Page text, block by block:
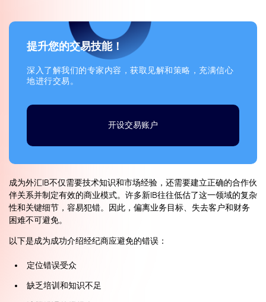
提升您的交易技能！
深入了解我们的专家内容，获取见解和策略，充满信心
地进行交易。
开设交易账户
成为外汇IB不仅需要技术知识和市场经验，还需要建立正确的合作伙
伴关系并制定有效的商业模式。许多新IB往往低估了这一领域的复杂
性和关键细节，容易犯错。因此，偏离业务目标、失去客户和财务
困难不可避免。
以下是成为成功介绍经纪商应避免的错误：
定位错误受众
缺乏培训和知识不足